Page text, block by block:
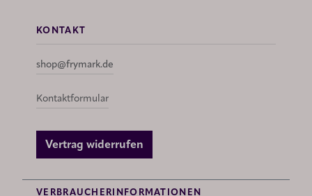
KONTAKT
shop@frymark.de
Kontaktformular
Vertrag widerrufen
VERBRAUCHERINFORMATIONEN